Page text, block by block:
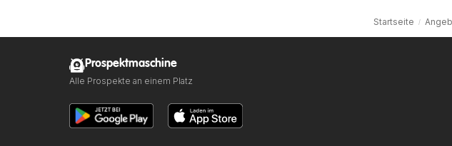
Startseite
Prospektmaschine
Alle Prospekte an einem Platz